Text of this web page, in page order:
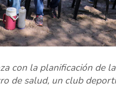
con la planificación de
de salud, un club